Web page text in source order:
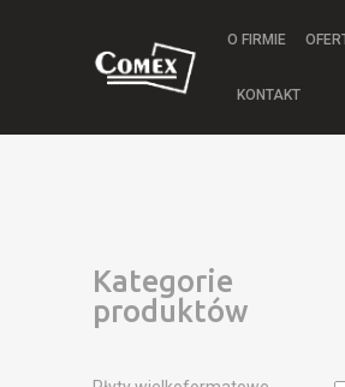
O FIRMIE
KONTAKT
Kategorie
produktów